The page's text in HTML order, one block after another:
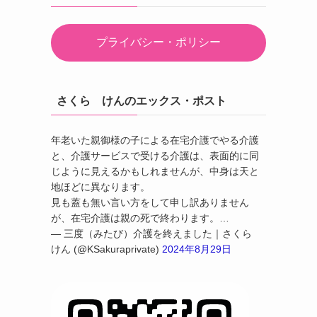
プライバシー・ポリシー
さくら けんのエックス・ポスト
年老いた親御様の子による在宅介護でやる介護
と、介護サービスで受ける介護は、表面的に同
じように見えるかもしれませんが、中身は天と
地ほどに異なります。
見も蓋も無い言い方をして申し訳ありません
が、在宅介護は親の死で終わります。…
— 三度（みたび）介護を終えました｜さくら
けん (@KSakuraprivate) 2024年8月29日